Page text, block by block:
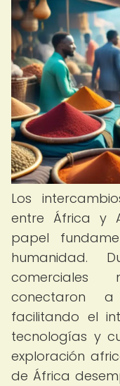
Los
entre África y
papel
humanidad.
comerciales
conectaron
facilitando el
tecnologías y
exploración
de África